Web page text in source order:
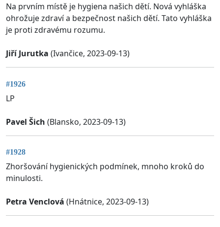
Na prvním místě je hygiena našich dětí. Nová vyhláška
ohrožuje zdraví a bezpečnost našich dětí. Tato vyhláška
je proti zdravému rozumu.
Jiří Jurutka (Ivančice, 2023-09-13)
#1926
LP
Pavel Šich (Blansko, 2023-09-13)
#1928
Zhoršování hygienických podmínek, mnoho kroků do
minulosti.
Petra Venclová (Hnátnice, 2023-09-13)